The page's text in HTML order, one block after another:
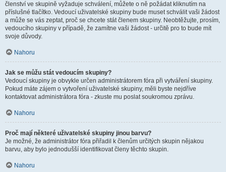
členství ve skupině vyžaduje schválení, můžete o ně požádat kliknutím na
příslušné tlačítko. Vedoucí uživatelské skupiny bude muset schválit vaši žádost
a může se vás zeptat, proč se chcete stát členem skupiny. Neobtěžujte, prosím,
vedoucího skupiny v případě, že zamítne vaši žádost - určitě pro to bude mít
svoje důvody.
Nahoru
Jak se můžu stát vedoucím skupiny?
Vedoucí skupiny je obvykle určen administrátorem fóra při vytváření skupiny.
Pokud máte zájem o vytvoření uživatelské skupiny, měli byste nejdříve
kontaktovat administrátora fóra - zkuste mu poslat soukromou zprávu.
Nahoru
Proč mají některé uživatelské skupiny jinou barvu?
Je možné, že administrátor fóra přiřadil k členům určitých skupin nějakou
barvu, aby bylo jednodušší identifikovat členy těchto skupin.
Nahoru